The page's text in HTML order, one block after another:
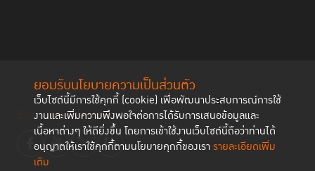
ยอมรับนโยบายความเป็นส่วนตัว
เว็บไซต์นี้มีการใช้คุกกี้ (cookie) เพื่อพัฒนาประสบการณ์การใช้
งานและเพิ่มความพึงพอใจต่อการได้รับการเสนอข้อมูลและ
เนื้อหาต่างๆ ให้ดียิ่งขึ้น โดยการเข้าใช้งานเว็บไซต์นี้ถือว่าท่านได้
อนุญาตให้เราใช้คุกกี้ตามนโยบายคุกกี้ของเรา รายละเอียดเพิ่ม
เติม
ติดตามช่องทาง social